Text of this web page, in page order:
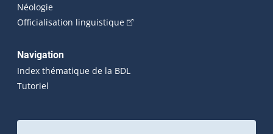
Néologie
Officialisation linguistique(Cet hyperlien externe s'ouvrira
Navigation
Index thématique de la BDL
Tutoriel